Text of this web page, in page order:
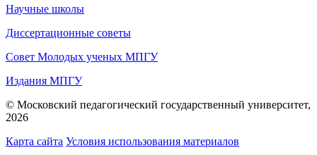
Научные школы
Диссертационные советы
Совет Молодых ученых МПГУ
Издания МПГУ
© Московский педагогический государственный университет,
2026
Карта сайта Условия использования материалов